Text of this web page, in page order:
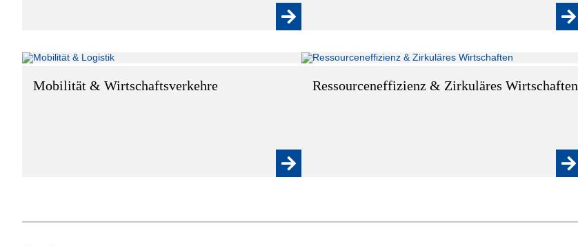
Mobilität & Wirtschaftsverkehre Ressourceneffizienz & Zirkuläres Wirtschaften